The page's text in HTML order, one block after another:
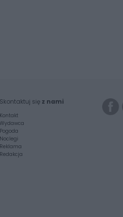
Skontaktuj się z nami
Kontakt
Wydawca
Pogoda
Noclegi
Reklama
Redakcja